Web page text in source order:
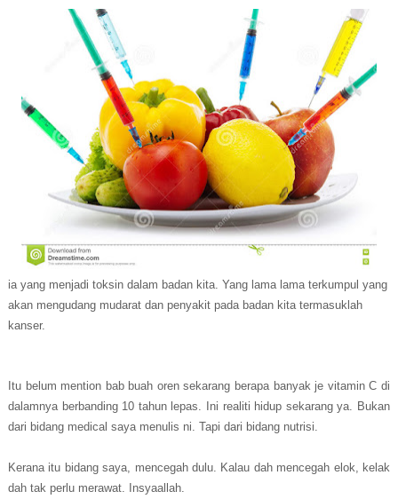
ia yang menjadi toksin dalam badan kita. Yang lama lama terkumpul yang
akan mengudang mudarat dan penyakit pada badan kita termasuklah
kanser.
Itu belum mention bab buah oren sekarang berapa banyak je vitamin C di
dalamnya berbanding 10 tahun lepas. Ini realiti hidup sekarang ya. Bukan
dari bidang medical saya menulis ni. Tapi dari bidang nutrisi.
Kerana itu bidang saya, mencegah dulu. Kalau dah mencegah elok, kelak
dah tak perlu merawat. Insyaallah.